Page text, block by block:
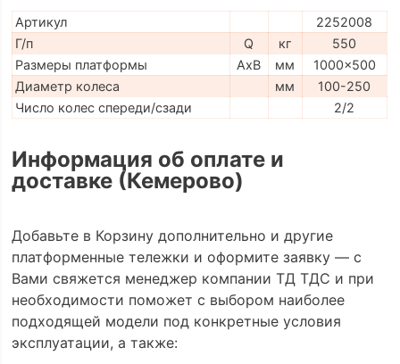
Артикул
2252008
Г/п
Q кг
550
Размеры платформы
AxB мм
1000x500
Диаметр колеса
мм
100-250
Число колес спереди/сзади
2/2
Информация об оплате и
доставке (Кемерово)
Добавьте в Корзину дополнительно и другие
платформенные тележки и оформите заявку — с
Вами свяжется менеджер компании ТД ТДС и при
необходимости поможет с выбором наиболее
подходящей модели под конкретные условия
эксплуатации, а также: